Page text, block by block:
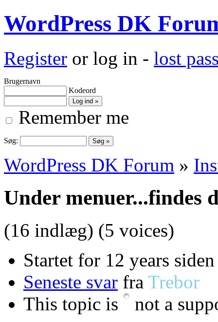
WordPress DK
Register or log in - lost
Brugernavn
Kodeord
Remember me
Søg:
WordPress DK Forum »
Under menuer...findes
(16 indlæg) (5 voices)
Startet for 12 years
Seneste svar fra Trebor
This topic is
not a